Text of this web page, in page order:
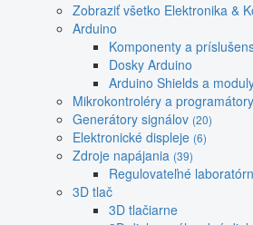
Zobraziť všetko Elektronika &
Arduino
Komponenty a
Dosky Arduino
Arduino Shields a
Mikrokontroléry a programátory
Generátory signálov (20)
Elektronické displeje (6)
Zdroje napájania (39)
Regulovateľné
3D tlač
3D tlačiarne